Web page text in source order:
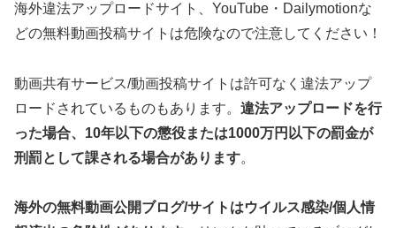
海外違法アップロードサイト、YouTube・Dailymotionな
どの無料動画投稿サイトは危険なので注意してください！
動画共有サービス/動画投稿サイトは許可なく違法アップ
ロードされているものもあります。 違法アップロードを行
った場合、10年以下の懲役または1000万円以下の罰金が
刑罰として課される場合があります。
海外の無料動画公開ブログ/サイトはウイルス感染/個人情